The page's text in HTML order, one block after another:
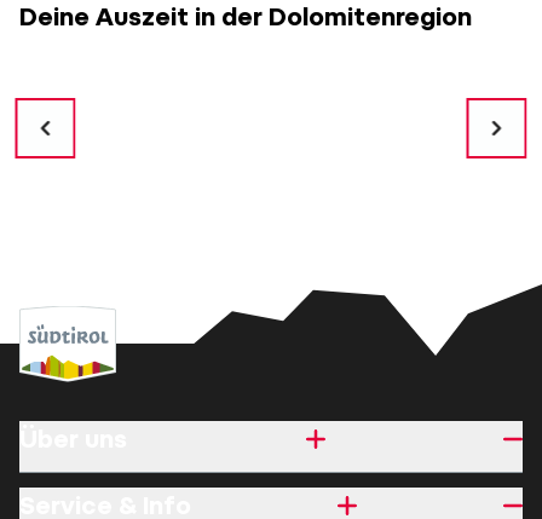
Deine Auszeit in der Dolomitenregion